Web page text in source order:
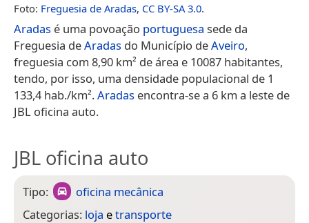
Foto: Freguesia de Aradas, CC BY-SA 3.0.
Aradas é uma povoação portuguesa sede da
Freguesia deAradas do Município deAveiro,
freguesia com 8,90 km² de área e 10087 habitantes,
tendo, por isso, uma densidade populacional de 1
133,4 hab./km².Aradas encontra-se a 6 km a leste de
JBL oficina auto.
JBL oficina auto
Tipo:
oficina mecânica
Categorias: loja etransporte